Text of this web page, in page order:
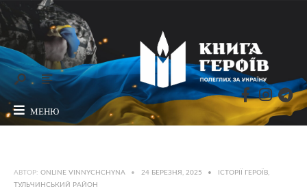
МЕНЮ
АВТОР: ONLINE VINNYCHCHYNA • 24 БЕРЕЗНЯ, 2025 • ІСТОРІЇ ГЕРОЇВ,
ТУЛЬЧИНСЬКИЙ РАЙОН